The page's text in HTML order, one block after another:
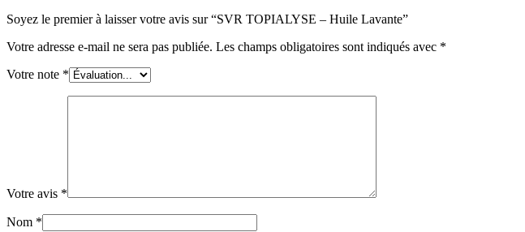
Soyez le premier à laisser votre avis sur “SVR TOPIALYSE – Huile Lavante”
Votre adresse e-mail ne sera pas publiée. Les champs obligatoires sont indiqués avec *
Votre note *
Votre avis *
Nom *